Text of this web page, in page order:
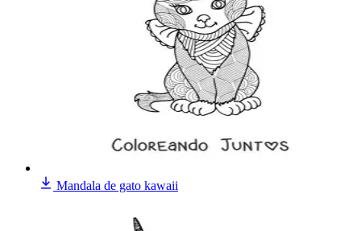
Mandala de gato kawaii